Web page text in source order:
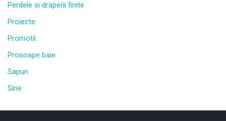
Perdele si draperii finite
Proiecte
Promotii
Prosoape baie
Sapun
Sine